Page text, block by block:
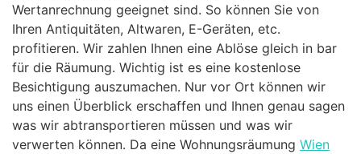
Wertanrechnung geeignet sind. So können Sie von
Ihren Antiquitäten, Altwaren, E-Geräten, etc.
profitieren. Wir zahlen Ihnen eine Ablöse gleich in bar
für die Räumung. Wichtig ist es eine kostenlose
Besichtigung auszumachen. Nur vor Ort können wir
uns einen Überblick erschaffen und Ihnen genau sagen
was wir abtransportieren müssen und was wir
verwerten können. Da eine Wohnungsräumung Wien